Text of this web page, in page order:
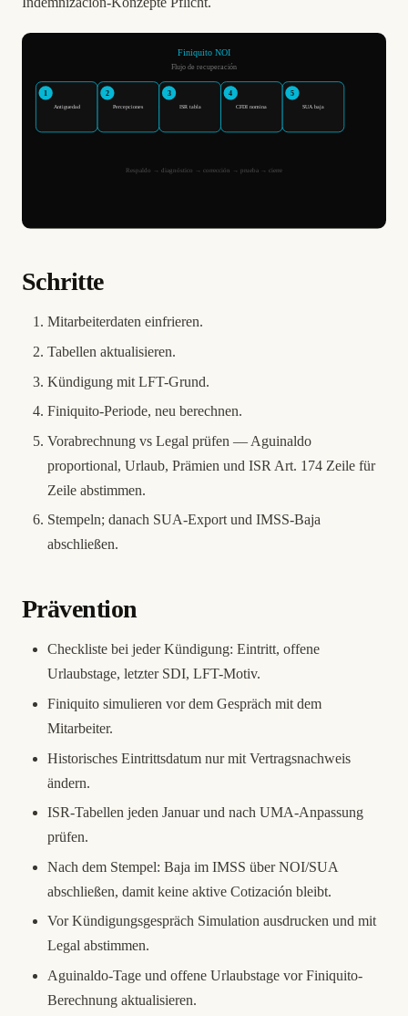
Schritte
Mitarbeiterdaten einfrieren.
Tabellen aktualisieren.
Kündigung mit LFT-Grund.
Finiquito-Periode, neu berechnen.
Vorabrechnung vs Legal prüfen — Aguinaldo
proportional, Urlaub, Prämien und ISR Art. 174 Zeile für
Zeile abstimmen.
Stempeln; danach SUA-Export und IMSS-Baja
abschließen.
Prävention
Checkliste bei jeder Kündigung: Eintritt, offene
Urlaubstage, letzter SDI, LFT-Motiv.
Finiquito simulieren vor dem Gespräch mit dem
Mitarbeiter.
Historisches Eintrittsdatum nur mit Vertragsnachweis
ändern.
ISR-Tabellen jeden Januar und nach UMA-Anpassung
prüfen.
Nach dem Stempel: Baja im IMSS über NOI/SUA
abschließen, damit keine aktive Cotización bleibt.
Vor Kündigungsgespräch Simulation ausdrucken und mit
Legal abstimmen.
Aguinaldo-Tage und offene Urlaubstage vor Finiquito-
Berechnung aktualisieren.